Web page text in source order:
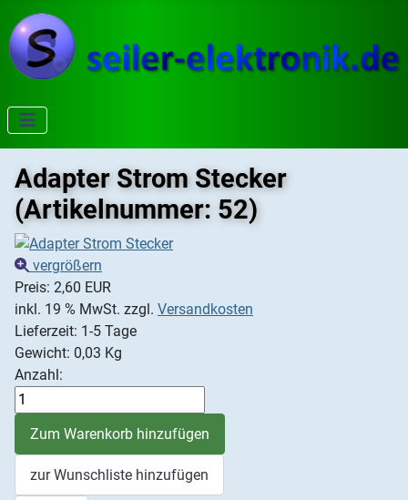
Adapter Strom Stecker
(Artikelnummer: 52)
vergrößern
Preis: 2,60 EUR
inkl. 19 % MwSt. zzgl. Versandkosten
Lieferzeit: 1-5 Tage
Gewicht: 0,03 Kg
Anzahl: